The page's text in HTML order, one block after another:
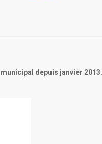
depuis janvier 2013.